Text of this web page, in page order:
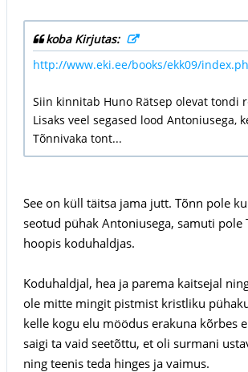
koba Kirjutas:
http://www.eki.ee/books/ekk09/
Siin kinnitab Huno Rätsep olevat tondi
Lisaks veel segased lood Antoniusega,
Tõnnivaka tont...
See on küll täitsa jama jutt. Tõnn pole
seotud pühak Antoniusega, samuti pole
hoopis koduhaldjas.
Koduhaldjal, hea ja parema kaitsejal
ole mitte mingit pistmist kristliku
kelle kogu elu möödus erakuna kõrbes
saigi ta vaid seetõttu, et oli surmani
ning teenis teda hinges ja vaimus.